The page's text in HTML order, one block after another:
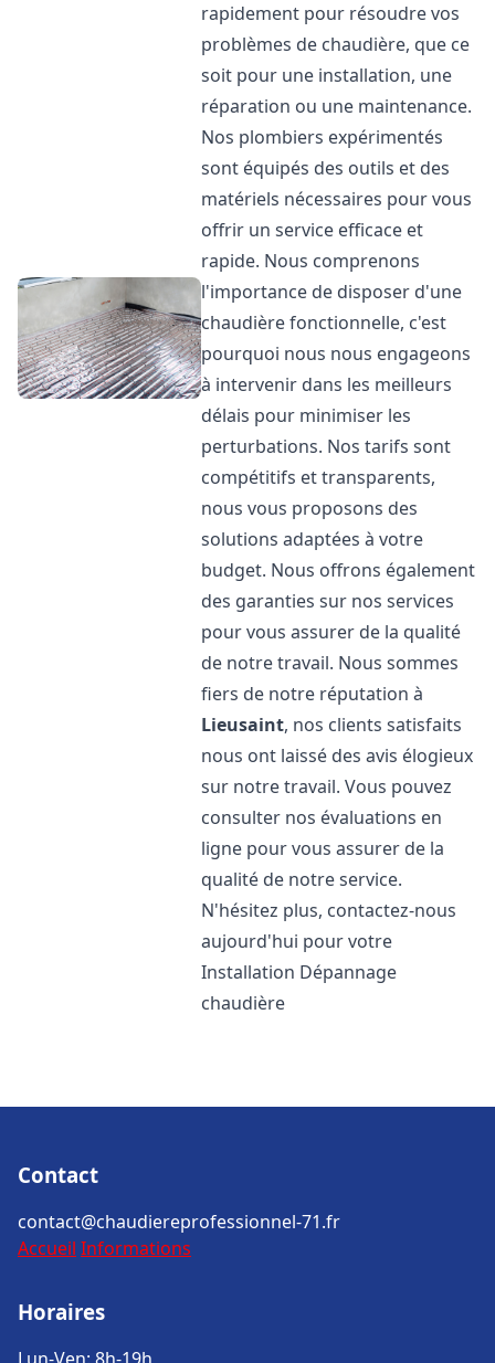
rapidement pour résoudre vos
problèmes de chaudière, que ce
soit pour une installation, une
réparation ou une maintenance.
Nos plombiers expérimentés
sont équipés des outils et des
matériels nécessaires pour vous
offrir un service efficace et
rapide. Nous comprenons
l'importance de disposer d'une
chaudière fonctionnelle, c'est
pourquoi nous nous engageons
à intervenir dans les meilleurs
délais pour minimiser les
perturbations. Nos tarifs sont
compétitifs et transparents,
nous vous proposons des
solutions adaptées à votre
budget. Nous offrons également
des garanties sur nos services
pour vous assurer de la qualité
de notre travail. Nous sommes
fiers de notre réputation à
Lieusaint, nos clients satisfaits
nous ont laissé des avis élogieux
sur notre travail. Vous pouvez
consulter nos évaluations en
ligne pour vous assurer de la
qualité de notre service.
N'hésitez plus, contactez-nous
aujourd'hui pour votre
Installation Dépannage
chaudière
Contact
contact@chaudiereprofessionnel-71.fr
Accueil Informations
Horaires